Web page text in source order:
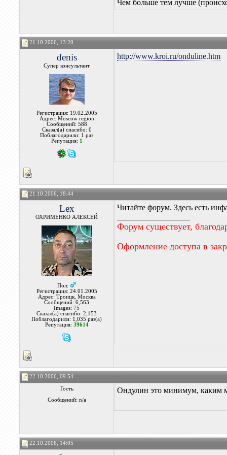
Чем больше тем лучше
21.10.2006, 13:20
denis
Супер консультант
Регистрация: 19.02.2005
Адрес: Moscow region
Сообщений: 588
Сказал(а) спасибо: 0
Поблагодарили: 1 раз
Репутация: 1
http://www.kroi.ru/onduline.htm
21.10.2006, 18:44
Lex
ОХРИМЕНКО АЛЕКСЕЙ
Пол:
Регистрация: 24.01.2005
Адрес: Троицк, Москва
Сообщений: 6,563
Images:75
Сказал(а) спасибо: 2,153
Поблагодарили: 1,035 раз(а)
Репутация: 39614
Читайте форум. Здесь есть
Форум существует,
Оформление доступа в
22.10.2006, 09:54
Гость
Сообщений: n/a
Ондулин это минимум, каким
22.10.2006, 14:05